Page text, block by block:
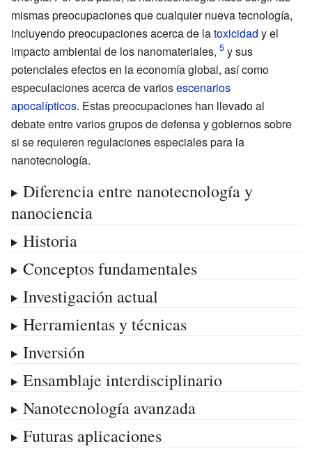
mismas preocupaciones que cualquier nueva tecnología,
incluyendo preocupaciones acerca de latoxicidad y el
impacto ambiental de los nanomateriales,
y sus
potenciales efectos en la economía global, así como
especulaciones acerca de variosescenarios
apocalípticos. Estas preocupaciones han llevado al
debate entre varios grupos de defensa y gobiernos sobre
si se requieren regulaciones especiales para la
nanotecnología.
Diferencia entre nanotecnología y
nanociencia
Historia
Conceptos fundamentales
Investigación actual
Herramientas y técnicas
Inversión
Ensamblaje interdisciplinario
Nanotecnología avanzada
Futuras aplicaciones